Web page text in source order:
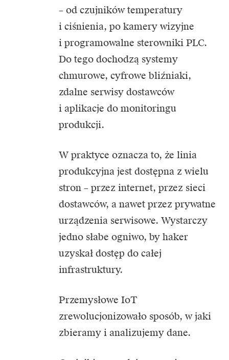
– od czujników temperatury
i ciśnienia, po kamery wizyjne
i programowalne sterowniki PLC.
Do tego dochodzą systemy
chmurowe, cyfrowe bliźniaki,
zdalne serwisy dostawców
i aplikacje do monitoringu
produkcji.
W praktyce oznacza to, że linia
produkcyjna jest dostępna z wielu
stron – przez internet, przez sieci
dostawców, a nawet przez prywatne
urządzenia serwisowe. Wystarczy
jedno słabe ogniwo, by haker
uzyskał dostęp do całej
infrastruktury.
Przemysłowe IoT
zrewolucjonizowało sposób, w jaki
zbieramy i analizujemy dane.